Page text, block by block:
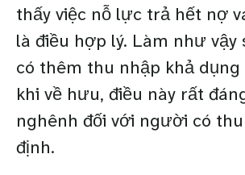
thấy việc nỗ lực trả hết nợ
là điều hợp lý. Làm như vậy
có thêm thu nhập khả
khi về hưu, điều này rất
nghênh đối với người có
định.